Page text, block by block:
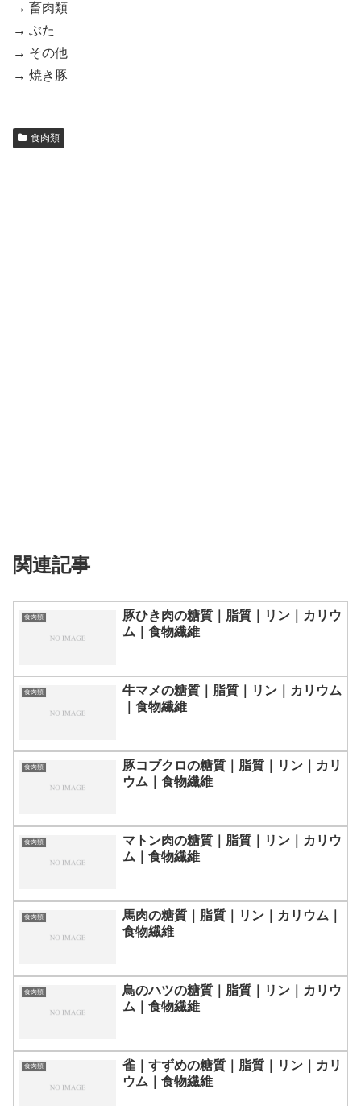
→ 畜肉類
→ ぶた
→ その他
→ 焼き豚
食肉類
関連記事
食肉類
豚ひき肉の糖質｜脂質｜リン｜カリウ
ム｜食物繊維
食肉類
牛マメの糖質｜脂質｜リン｜カリウム
｜食物繊維
食肉類
豚コブクロの糖質｜脂質｜リン｜カリ
ウム｜食物繊維
食肉類
マトン肉の糖質｜脂質｜リン｜カリウ
ム｜食物繊維
食肉類
馬肉の糖質｜脂質｜リン｜カリウム｜
食物繊維
食肉類
鳥のハツの糖質｜脂質｜リン｜カリウ
ム｜食物繊維
食肉類
雀｜すずめの糖質｜脂質｜リン｜カリ
ウム｜食物繊維